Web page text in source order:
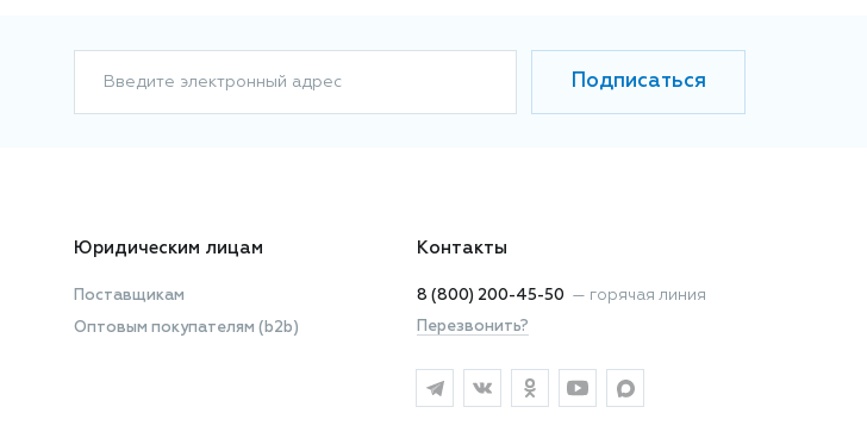
Введите электронный адрес Подписаться
Юридическим лицам
Поставщикам
Оптовым покупателям (b2b)
Контакты
8 (800) 200-45-50 — горячая линия
Перезвонить?